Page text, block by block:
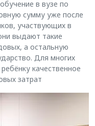
в вузе по
сумму уже после
участвующих в
выдают такие
а остальную
Для многих
качественное
затрат